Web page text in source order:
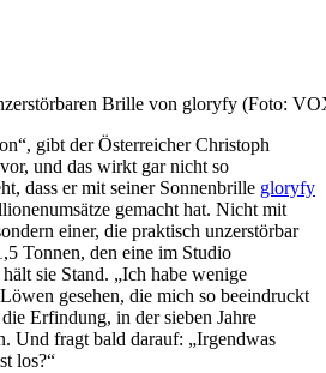
Brille von gloryfy (Foto:
gibt der Österreicher Christoph
und das wirkt gar nicht so
dass er mit seiner Sonnenbrille gloryfy
gemacht hat. Nicht mit
einer, die praktisch unzerstörbar
Tonnen, den eine im Studio
sie Stand. „Ich habe wenige
gesehen, die mich so beeindruckt
Erfindung, in der sieben Jahre
Und fragt bald darauf: „Irgendwas
los?“